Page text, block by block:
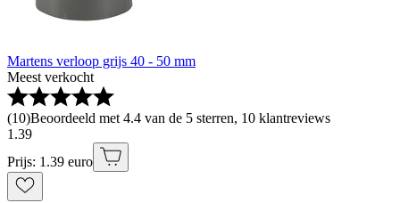
Martens verloop grijs 40 - 50 mm
Meest verkocht
(10)Beoordeeld met 4.4 van de 5 sterren, 10 klantreviews
1 .39
Prijs: 1.39 euro